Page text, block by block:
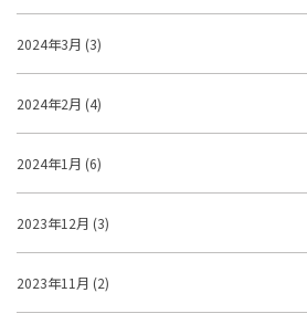
2024年3月 (3)
2024年2月 (4)
2024年1月 (6)
2023年12月 (3)
2023年11月 (2)